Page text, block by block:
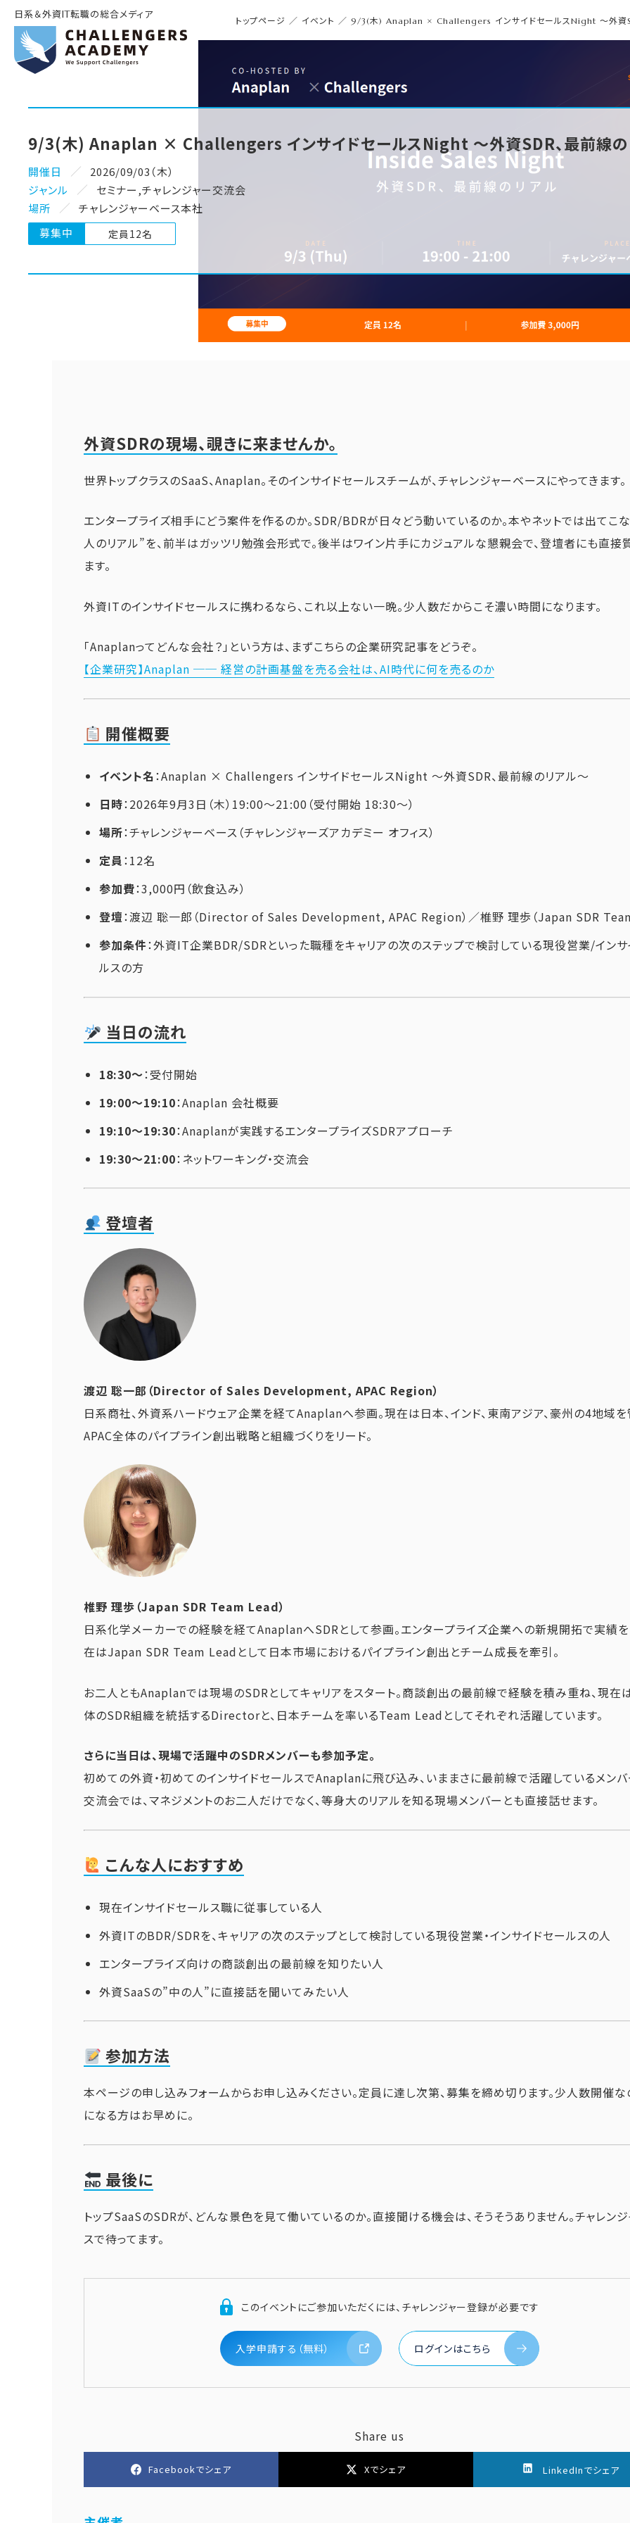
日系＆外資IT転職の総合メディア
トップページ ／ イベント ／ 9/3(木) Anaplan × Challengers インサイドセールスNight 〜外資
9/3(木) Anaplan × Challengers インサイドセールスNight 〜外資SDR、最前線の
開催日
2026/09/03（木）
ジャンル
セミナー,チャレンジャー交流会
場所
チャレンジャーベース本社
募集中
定員12名
外資SDRの現場、覗きに来ませんか。
世界トップクラスのSaaS、Anaplan。そのインサイドセールスチームが、チャレンジャーベースにやってきます。
エンタープライズ相手にどう案件を作るのか。SDR/BDRが日々どう動いているのか。本やネットでは出てこ
人のリアル”を、前半はガッツリ勉強会形式で。後半はワイン片手にカジュアルな懇親会で、登壇者にも直接
ます。
外資ITのインサイドセールスに携わるなら、これ以上ない一晩。少人数だからこそ濃い時間になります。
「Anaplanってどんな会社？」という方は、まずこちらの企業研究記事をどうぞ。
【企業研究】Anaplan ── 経営の計画基盤を売る会社は、AI時代に何を売るのか
開催概要
イベント名 ：Anaplan × Challengers インサイドセールスNight 〜外資SDR、最前線のリアル〜
日時：2026年9月3日（木）19:00〜21:00（受付開始 18:30〜）
場所：チャレンジャーベース（チャレンジャーズアカデミー オフィス）
定員：12名
参加費：3,000円（飲食込み）
登壇：渡辺 聡一郎（Director of Sales Development, APAC Region）／椎野 理歩（Japan SDR
参加条件：外資IT企業BDR/SDRといった職種をキャリアの次のステップで検討している現役営業/イン
ルスの方
当日の流れ
18:30〜：受付開始
19:00〜19:10：Anaplan 会社概要
19:10〜19:30：Anaplanが実践するエンタープライズSDRアプローチ
19:30〜21:00：ネットワーキング・交流会
登壇者
渡辺 聡一郎（Director of Sales Development, APAC Region）
日系商社、外資系ハードウェア企業を経てAnaplanへ参画。現在は日本、インド、東南アジア、豪州の4地域を
APAC全体のパイプライン創出戦略と組織づくりをリード。
椎野 理歩（Japan SDR Team Lead）
日系化学メーカーでの経験を経てAnaplanへSDRとして参画。エンタープライズ企業への新規開拓で実績を
在はJapan SDR Team Leadとして日本市場におけるパイプライン創出とチーム成長を牽引。
お二人ともAnaplanでは現場のSDRとしてキャリアをスタート。商談創出の最前線で経験を積み重ね、現在
体のSDR組織を統括するDirectorと、日本チームを率いるTeam Leadとしてそれぞれ活躍しています。
さらに当日は、現場で活躍中のSDRメンバーも参加予定。
初めての外資・初めてのインサイドセールスでAnaplanに飛び込み、いままさに最前線で活躍しているメンバ
交流会では、マネジメントのお二人だけでなく、等身大のリアルを知る現場メンバーとも直接話せます。
こんな人におすすめ
現在インサイドセールス職に従事している人
外資ITのBDR/SDRを、キャリアの次のステップとして検討している現役営業・インサイドセールスの人
エンタープライズ向けの商談創出の最前線を知りたい人
外資SaaSの”中の人”に直接話を聞いてみたい人
参加方法
本ページの申し込みフォームからお申し込みください。定員に達し次第、募集を締め切ります。少人数開催な
になる方はお早めに。
最後に
トップSaaSのSDRが、どんな景色を見て働いているのか。直接聞ける機会は、そうそうありません。チャレン
スで待ってます。
このイベントにご参加いただくには、チャレンジャー登録が必要です
入学申請する（無料） ログインはこちら
Share us
Facebookでシェア Xでシェア LinkedInでシェア